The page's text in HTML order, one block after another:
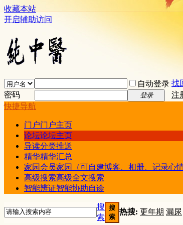
收藏本站
开启辅助访问
自动登录 找
密码
登录
注
快捷导航
门户门户主页
论坛论坛主页
导读分类推送
精华精华汇总
家园会员家园（可自建博客、相册、记录心
高级搜索高级全文搜索
智能辨证智能协助自诊
搜
索
搜
索
热搜: 更年期 漏尿